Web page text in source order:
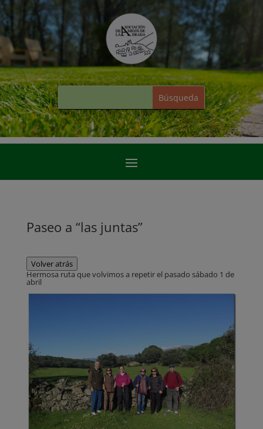
Paseo a “las juntas”
Volver atrás
Hermosa ruta que volvimos a repetir el pasado sábado 1 de
abril